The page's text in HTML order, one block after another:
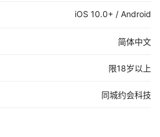
iOS 10.0+ / Android
简体中文
限18岁以上
同城约会科技